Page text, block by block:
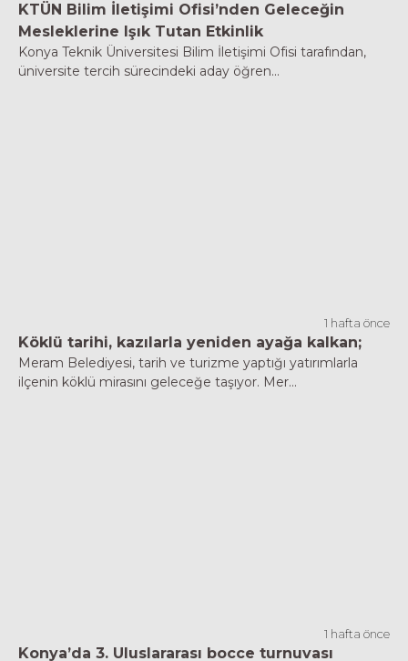
KTÜN Bilim İletişimi Ofisi’nden Geleceğin
Mesleklerine Işık Tutan Etkinlik
Konya Teknik Üniversitesi Bilim İletişimi Ofisi tarafından,
üniversite tercih sürecindeki aday öğren...
1 hafta önce
Köklü tarihi, kazılarla yeniden ayağa kalkan;
Meram Belediyesi, tarih ve turizme yaptığı yatırımlarla
ilçenin köklü mirasını geleceğe taşıyor. Mer...
1 hafta önce
Konya’da 3. Uluslararası bocce turnuvası